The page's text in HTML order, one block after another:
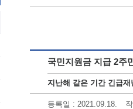
국민지원금 지급 2주
지난해 같은 기간 긴급
등록일 : 2021.09.18.